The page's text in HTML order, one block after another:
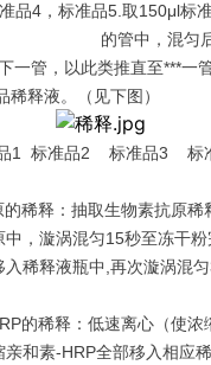
品4，标准品5.取150μl标
的管中，混匀后
一管，以此类推直至***一
稀释液。（见下图）
标准品2 标准品3 标
稀释：抽取生物素抗原稀
中，漩涡混匀15秒至冻干
入稀释液瓶中,再次漩涡混
的稀释：低速离心（使浓
亲和素-HRP全部移入相应